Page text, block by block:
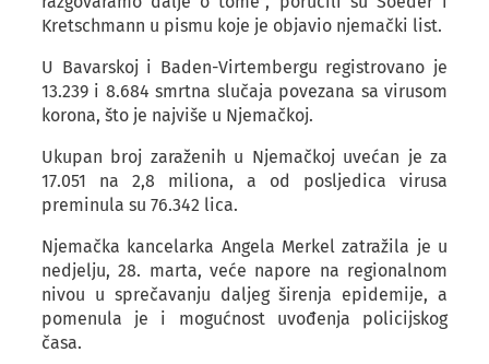
Kretschmann u pismu koje je objavio njemački list.
U Bavarskoj i Baden-Virtembergu registrovano je
13.239 i 8.684 smrtna slučaja povezana sa virusom
korona, što je najviše u Njemačkoj.
Ukupan broj zaraženih u Njemačkoj uvećan je za
17.051 na 2,8 miliona, a od posljedica virusa
preminula su 76.342 lica.
Njemačka kancelarka Angela Merkel zatražila je u
nedjelju, 28. marta, veće napore na regionalnom
nivou u sprečavanju daljeg širenja epidemije, a
pomenula je i mogućnost uvođenja policijskog
časa.